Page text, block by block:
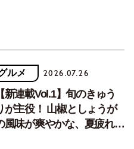
ルメ 2026.07.26
【新連載Vol.1】旬のきゅう
が主役！ 山椒としょうが
風味が爽やかな、夏疲れを